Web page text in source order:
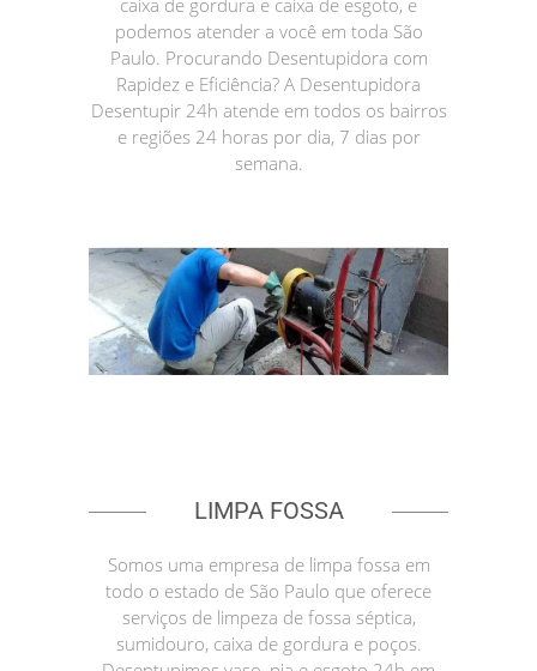
caixa de gordura e caixa de esgoto, e
podemos atender a você em toda São
Paulo. Procurando Desentupidora com
Rapidez e Eficiência? A Desentupidora
Desentupir 24h atende em todos os bairros
e regiões 24 horas por dia, 7 dias por
semana.
LIMPA FOSSA
Somos uma empresa de limpa fossa em
todo o estado de São Paulo que oferece
serviços de limpeza de fossa séptica,
sumidouro, caixa de gordura e poços.